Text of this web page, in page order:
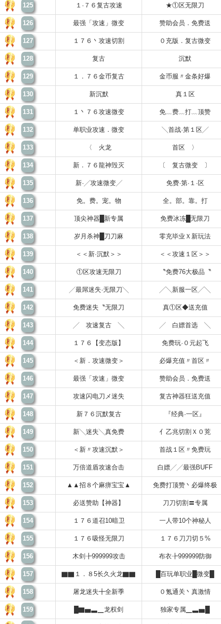
125 １·７６复古攻速 ★①区无限刀
126 最强「攻速」微变 赞助会员．免费送
127 １７６丶攻速切割 ０充版．复古微变
128 复古 沉默
129 １．７６金币复古 金币服〃金条好爆
130 新沉默 真１区
131 １丶７６攻速微变 免﹏费﹏打﹏顶赞
132 单职业攻速．微变 ╲首战·第１区╱
133 〈 火龙 首区 〉
134 新．７６龍神毁灭 〔 复古微变 〕
135 新·╱攻速微变╱ 免费·第·１·区
136 免。费。宠。物 全。部。靠。打
137 顶尖神器█新专属 免费冰冻█无限刀
138 岁月杀神█刀刀麻 零充毕业Ｘ新玩法
139 ＜＜新·沉默＞＞ ＜＜攻速１区＞＞
140 ①区攻速无限刀 〝免费76大极品〝
141 ╱最屌迷失·无限刀╲ ╱╲新服一区╱╲
142 免费迷失〝无限刀 真①区◆送充值
143 ╱ 攻速复古 ╲ ╱ 白嫖首选 ╲
144 １７６【变态版】 免费玩·０元起飞
145 ＜新．攻速微变＞ 必爆充值〃首区〃
146 最强「攻速」微变 赞助会员．免费送
147 攻速闪电刀メ迷失 复古神器狂送充值
148 新７６沉默复古 『经典·一区』
149 新╲迷失╲真免费 亻乙兆切割Ｘ０茺
150 ＜新〃攻速沉默＞ 首战１区〃免费玩
151 万倍道盾攻速合击 白嫖╱╱最强BUFF
152 ▲▲招８个麻痹宝宝▲ 免费打顶赞丶必爆终极
153 必送赞助【神器】 刀刀切割〓专属
154 １７６道召10暗卫 一人带10个神秘人
155 １７６吸怪无限刀 １７６刀刀切５%
156 木剑╊999999攻击 布衣╊999999防御
157 ▇▇１．８5长久火龙▇▇ █百玩单职业█微变█
158 屠龙迷失╋全新季 ０氪通关丶真激情
159 █▇▅▃▁龙权剑 独家专属▁▃▅█